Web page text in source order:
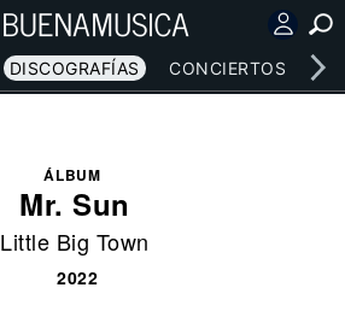
DISCOGRAFÍAS CONCIERTOS
ÁLBUM
Mr. Sun
Little Big Town
2022